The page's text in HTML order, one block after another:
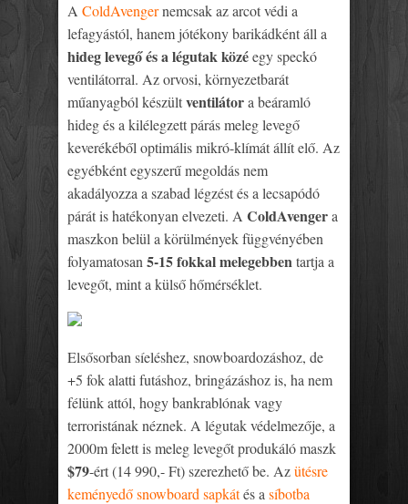
A ColdAvengernemcsak az arcot védi a
lefagyástól, hanem jótékony barikádként áll a
hideg levegő és a légutak közéegy speckó
ventilátorral. Az orvosi, környezetbarát
műanyagból készültventilátora beáramló
hideg és a kilélegzett párás meleg levegő
keverékéből optimális mikró-klímát állít elő. Az
egyébként egyszerű megoldás nem
akadályozza a szabad légzést és a lecsapódó
párát is hatékonyan elvezeti. A ColdAvengera
maszkon belül a körülmények függvényében
folyamatosan 5-15 fokkal melegebbentartja a
levegőt, mint a külső hőmérséklet.
Elsősorban síeléshez, snowboardozáshoz, de
+5 fok alatti futáshoz, bringázáshoz is, ha nem
félünk attól, hogy bankrablónak vagy
terroristának néznek. A légutak védelmezője, a
2000m felett is meleg levegőt produkáló maszk
$79-ért (14 990,- Ft) szerezhető be. Azütésre
keményedő snowboard sapkátés a síbotba